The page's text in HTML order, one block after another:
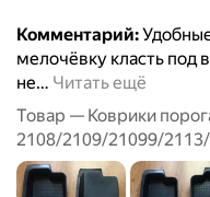
Комментарий:
мелочёвку класть под
не… Читать ещё
Товар — Коврики
2108/2109/21099/
передние